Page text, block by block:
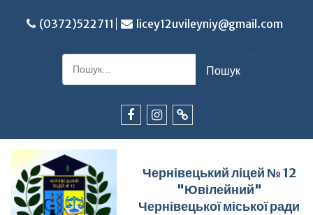
(0372)522711 licey12uvileyniy@gmail.com
Шукати:
Чернівецький ліцей № 12
"Ювілейний"
Чернівецької міської ради